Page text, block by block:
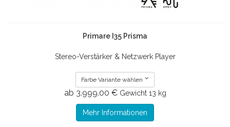
Primare I35 Prisma
Stereo-Verstärker & Netzwerk Player
Farbe Variante wählen
ab 3.999.00 € Gewicht 13 kg
Mehr Informationen